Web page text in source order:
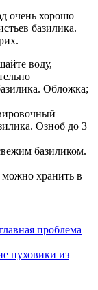
очень хорошо
базилика.
воду,
Обложка;
Озноб до 3
базиликом.
можно хранить в
проблема
пуховики из